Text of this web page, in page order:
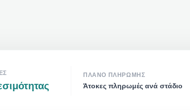
ΠΛΆΝΟ ΠΛΗΡΩΜΉΣ
Άτοκες πληρωμές ανά στάδιο